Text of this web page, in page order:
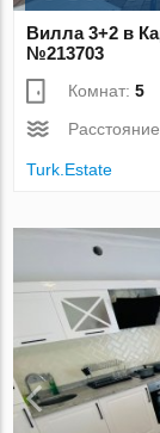
Вилла 3+2 в
№213703
Комнат:5
Turk.Estate